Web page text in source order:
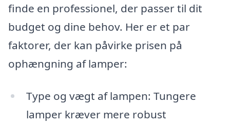
finde en professionel, der passer til dit
budget og dine behov. Her er et par
faktorer, der kan påvirke prisen på
ophængning af lamper:
Type og vægt af lampen: Tungere
lamper kræver mere robust